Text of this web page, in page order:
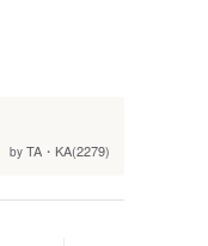
by TA・KA(2279)